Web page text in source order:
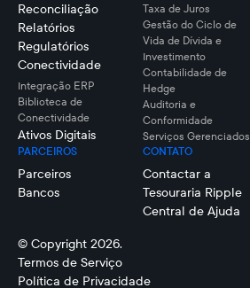
Reconciliação
Relatórios
Regulatórios
Conectividade
Integração ERP
Biblioteca de
Conectividade
Ativos Digitais
PARCEIROS
Parceiros
Bancos
Taxa de Juros
Gestão do Ciclo de
Vida de Dívida e
Investimento
Contabilidade de
Hedge
Auditoria e
Conformidade
Serviços Gerenciados
CONTATO
Contactar a
Tesouraria Ripple
Central de Ajuda
© Copyright 2026.
Termos de Serviço
Política de Privacidade